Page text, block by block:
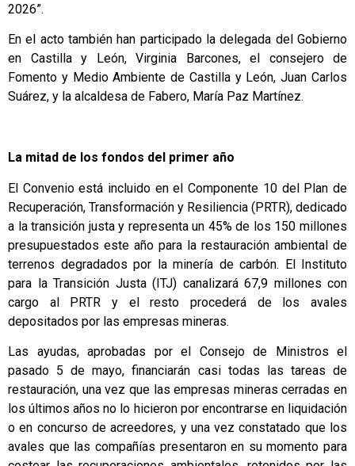
2026”.
En el acto también han participado la delegada del Gobierno
en Castilla y León, Virginia Barcones, el consejero de
Fomento y Medio Ambiente de Castilla y León, Juan Carlos
Suárez, y la alcaldesa de Fabero, María Paz Martínez.
La mitad de los fondos del primer año
El Convenio está incluido en el Componente 10 del Plan de
Recuperación, Transformación y Resiliencia (PRTR), dedicado
a la transición justa y representa un 45% de los 150 millones
presupuestados este año para la restauración ambiental de
terrenos degradados por la minería de carbón. El Instituto
para la Transición Justa (ITJ) canalizará 67,9 millones con
cargo al PRTR y el resto procederá de los avales
depositados por las empresas mineras.
Las ayudas, aprobadas por el Consejo de Ministros el
pasado 5 de mayo, financiarán casi todas las tareas de
restauración, una vez que las empresas mineras cerradas en
los últimos años no lo hicieron por encontrarse en liquidación
o en concurso de acreedores, y una vez constatado que los
avales que las compañías presentaron en su momento para